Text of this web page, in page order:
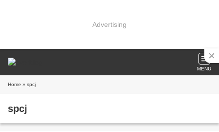
Advertising
MENU
Home » spcj
spcj